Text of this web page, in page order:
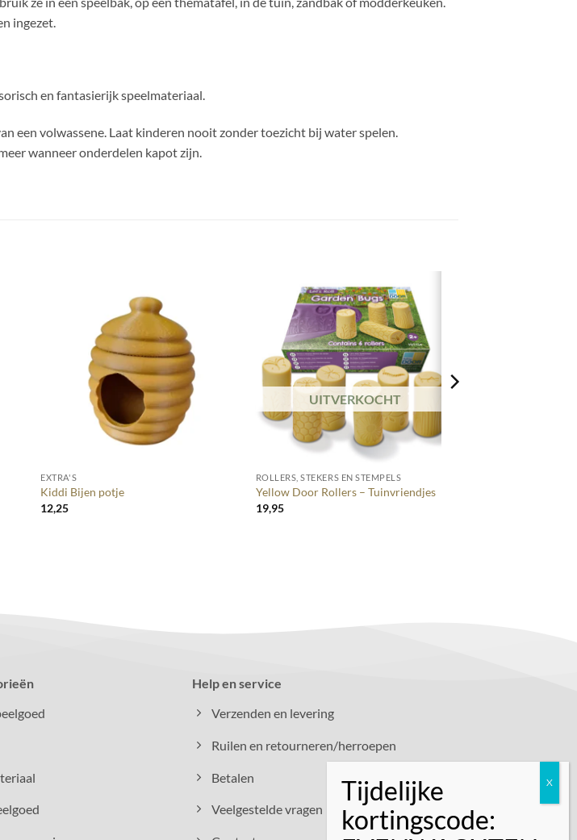
ingezet.
en fantasierijk speelmateriaal.
een volwassene. Laat kinderen nooit zonder toezicht bij water spelen.
wanneer onderdelen kapot zijn.
EXTRA'S
Kiddi Bijen potje
12,25
UITVERKOCHT
ROLLERS, STEKERS EN STEMPELS
Yellow Door Rollers – Tuinvriendjes
19,95
Help en service
Verzenden en levering
Ruilen en retourneren/herroepen
Betalen
Veelgestelde vragen